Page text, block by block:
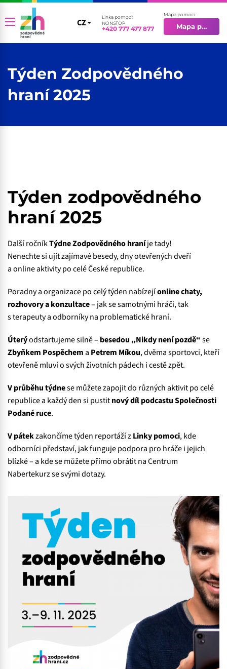
CZ
CZ
Linka pomoci:
NONSTOP
+420 777 477 877
Mapa pomoci
Mapa pomoci
Týden Zodpovědného
hraní 2025
Týden zodpovědného
hraní 2025
Další ročníkTýdne Zodpovědného hraníje tady!
Nenechte si ujít zajímavé besedy, dny otevřených dveří
a online aktivity po celé České republice.
Poradny a organizace po celý týden nabízejíonline chaty,
rozhovory a konzultace– jak se samotnými hráči, tak
s terapeuty a odborníky na problematické hraní.
Úterýodstartujeme silně – besedou „Nikdy není pozdě“se
Zbyňkem Pospěchema Petrem Míkou, dvěma sportovci, kteří
otevřeně mluví o svých životních pádech i cestě zpět.
V průběhu týdnese můžete zapojit do různých aktivit po celé
republice a každý den si pustitnový díl podcastu Společnosti
Podané ruce.
V pátekzakončíme týden reportáží zLinky pomoci, kde
odborníci představí, jak funguje podpora pro hráče i jejich
blízké – a kde se můžete přímo obrátit na Centrum
Nabertekurzse svými dotazy.